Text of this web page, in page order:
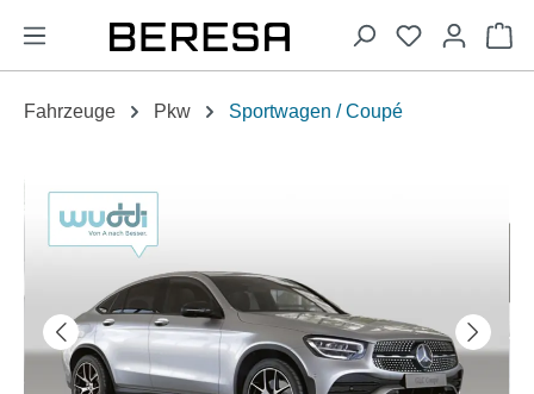
springen
Fahrzeuge Pkw Sportwagen / Coupé
Bildergalerie überspringen